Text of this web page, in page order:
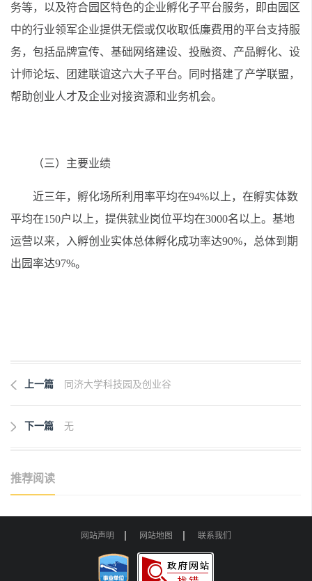
务等，以及符合园区特色的企业孵化子平台服务，即由园区
中的行业领军企业提供无偿或仅收取低廉费用的平台支持服
务，包括品牌宣传、基础网络建设、投融资、产品孵化、设
计师论坛、团建联谊这六大子平台。同时搭建了产学联盟，
帮助创业人才及企业对接资源和业务机会。
（三）主要业绩
近三年，孵化场所利用率平均在94%以上，在孵实体数
平均在150户以上，提供就业岗位平均在3000名以上。基地
运营以来，入孵创业实体总体孵化成功率达90%，总体到期
出园率达97%。
上一篇 同济大学科技园及创业谷
下一篇 无
推荐阅读
网站声明 网站地图 联系我们